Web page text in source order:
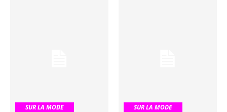
SUR LA MODE SUR LA MODE